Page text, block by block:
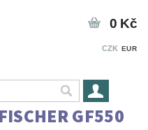
CZK EUR
0 Kč
GF550